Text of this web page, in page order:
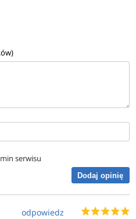
serwisu
Dodaj opinię
odpowiedz